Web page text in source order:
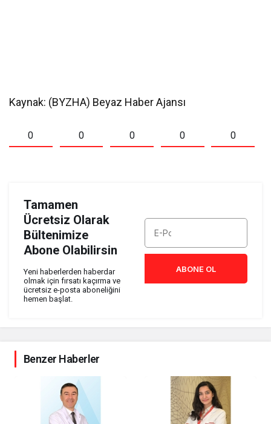
Kaynak: (BYZHA) Beyaz Haber Ajansı
0 0 0 0 0
Tamamen
Ücretsiz Olarak
Bültenimize
Abone Olabilirsin
Yeni haberlerden haberdar
olmak için fırsatı kaçırma ve
ücretsiz e-posta aboneliğini
hemen başlat.
ABONE OL
Benzer Haberler